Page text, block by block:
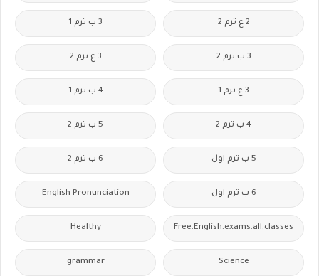
2 ع ترم 2 3 ب ترم 1
3 ب ترم 2 3 ع ترم 2
3 ع ترم 1 4 ب ترم 1
4 ب ترم 2 5 ب ترم 2
5 ب ترم اول 6 ب ترم 2
6 ب ترم اول English Pronunciation
Free.English.exams.all.classes
Healthy
Science
grammar